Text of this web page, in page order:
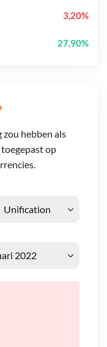
zou hebben als
op
3,20%
27,90%